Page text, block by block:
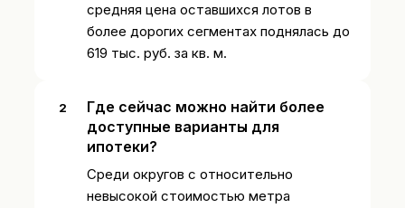
средняя цена оставшихся лотов в
более дорогих сегментах поднялась до
619 тыс. руб. за кв. м.
Где сейчас можно найти более
доступные варианты для
ипотеки?
Среди округов с относительно
невысокой стоимостью метра